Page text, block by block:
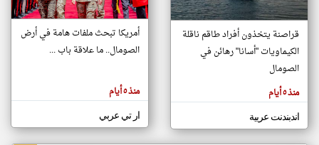
تغيير الدولة
اخبار الصومال على مدار الساعة
أهم اخبار الصومال العاجلة والمباشرة
المقالات
هنا عن
وجهة
كاتبيها.
قراصنة يتخذون أفراد طاقم ناقلة
الكيماويات "أسانا" رهائن في
الصومال
منذ ٥ أيام
اندبندنت عربية
أمريكا تبحث ملفات هامة في أرض
الصومال.. ما علاقة باب ...
منذ ٥ أيام
ار تي عربي
klyoum.com